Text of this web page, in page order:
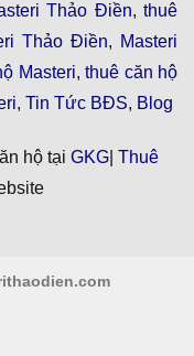
Thảo Điền,thuê
Thảo Điền, Masteri
Masteri, thuê căn hộ
, Tin Tức BĐS, Blog
hộ tại GKG Thuê